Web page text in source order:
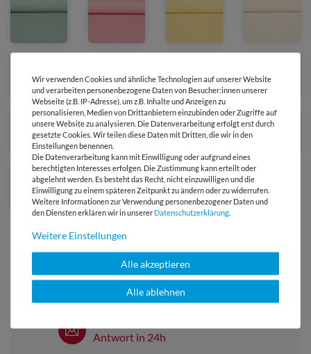
Versandkostenfrei ab 60 € -
Lieferung mit DHL
Antwort in 24h
Wir verwenden Cookies und ähnliche Technologien auf unserer Website
und verarbeiten personenbezogene Daten von Besucher:innen unserer
Webseite (z.B. IP-Adresse), um z.B. Inhalte und Anzeigen zu
personalisieren, Medien von Drittanbietern einzubinden oder Zugriffe auf
unsere Website zu analysieren. Die Datenverarbeitung erfolgt erst durch
gesetzte Cookies. Wir teilen diese Daten mit Dritten, die wir in den
Einstellungen benennen.
Die Datenverarbeitung kann mit Einwilligung oder aufgrund eines
berechtigten Interesses erfolgen. Die Zustimmung kann erteilt oder
abgelehnt werden. Es besteht das Recht, nicht einzuwilligen und die
Einwilligung zu einem späteren Zeitpunkt zu ändern oder zu widerrufen.
Weitere Informationen zur Verwendung personenbezogener Daten und
den Diensten erklären wir in unserer Daten­schutz­erklärung
Weitere Einstellungen
Alle akzeptieren
Alle ablehnen